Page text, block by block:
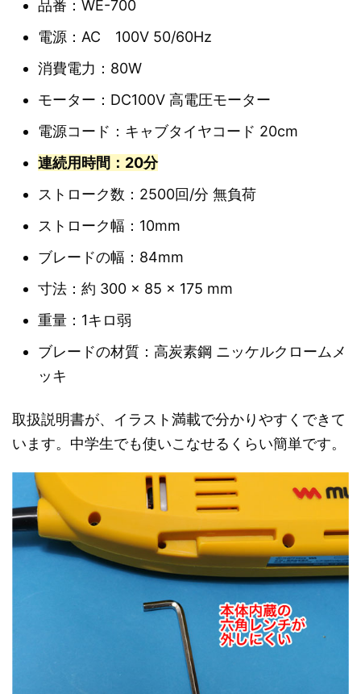
品番：WE-700
電源：AC 100V 50/60Hz
消費電力：80W
モーター：DC100V 高電圧モーター
電源コード：キャブタイヤコード 20cm
連続用時間：20分
ストローク数：2500回/分 無負荷
ストローク幅：10mm
ブレードの幅：84mm
寸法：約 300 × 85 × 175 mm
重量：1キロ弱
ブレードの材質：高炭素鋼 ニッケルクロームメ
ッキ
取扱説明書が、イラスト満載で分かりやすくできて
います。中学生でも使いこなせるくらい簡単です。